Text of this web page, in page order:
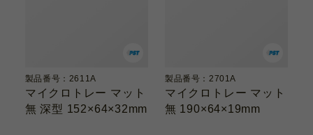
製品番号：2611A
マイクロトレー マット
無 深型 152×64×32mm
製品番号：2701A
マイクロトレー マット
無 190×64×19mm